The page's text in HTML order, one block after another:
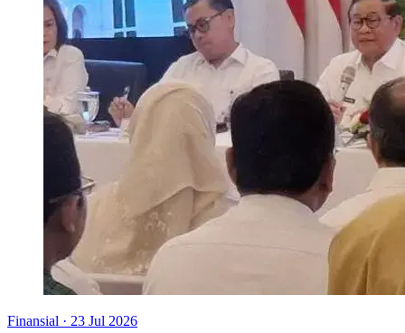
Finansial · 23 Jul 2026